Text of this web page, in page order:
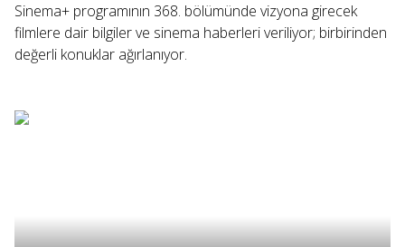
Sinema+ programının 368. bölümünde vizyona girecek
filmlere dair bilgiler ve sinema haberleri veriliyor; birbirinden
değerli konuklar ağırlanıyor.